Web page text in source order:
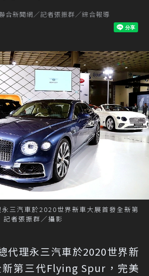
合新聞網／記者張振群／綜合報導
三汽車於2020世界新車大展首發全新第
者張振群／攝影
代理永三汽車於2020世界新
第三代Flying Spur，完美